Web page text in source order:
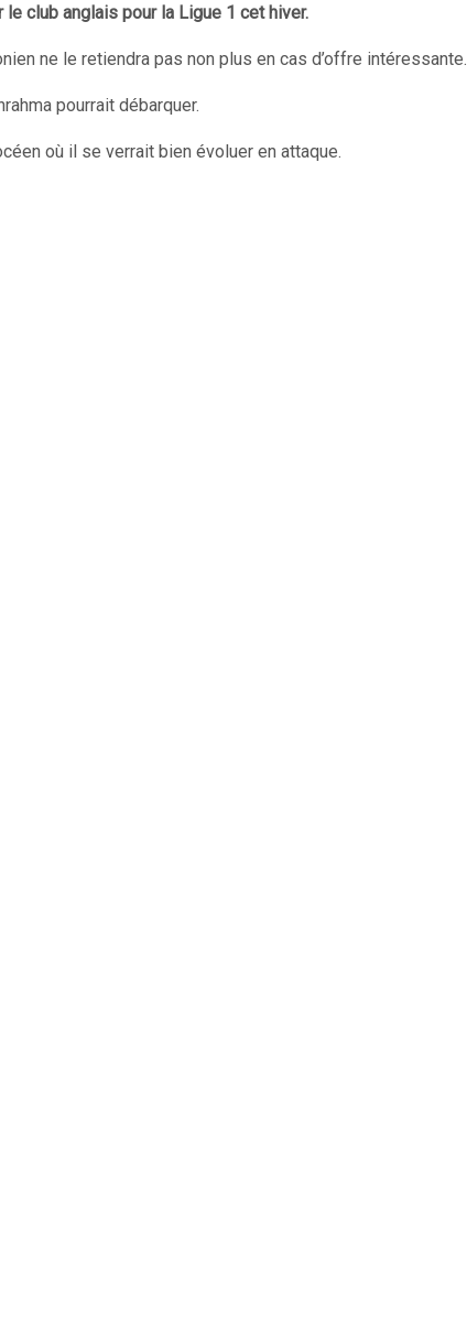
club anglais pour la Ligue 1 cet hiver.
ne le retiendra pas non plus en cas d’offre intéressante.
pourrait débarquer.
où il se verrait bien évoluer en attaque.